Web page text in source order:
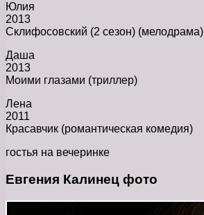
Юлия
2013
Склифосовский (2 сезон) (мелодрама)
Даша
2013
Моими глазами (триллер)
Лена
2011
Красавчик (романтическая комедия)
гостья на вечеринке
Евгения Калинец фото